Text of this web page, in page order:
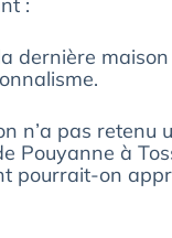
la dernière
n’a pas retenu
Pouyanne à
pourrait-on